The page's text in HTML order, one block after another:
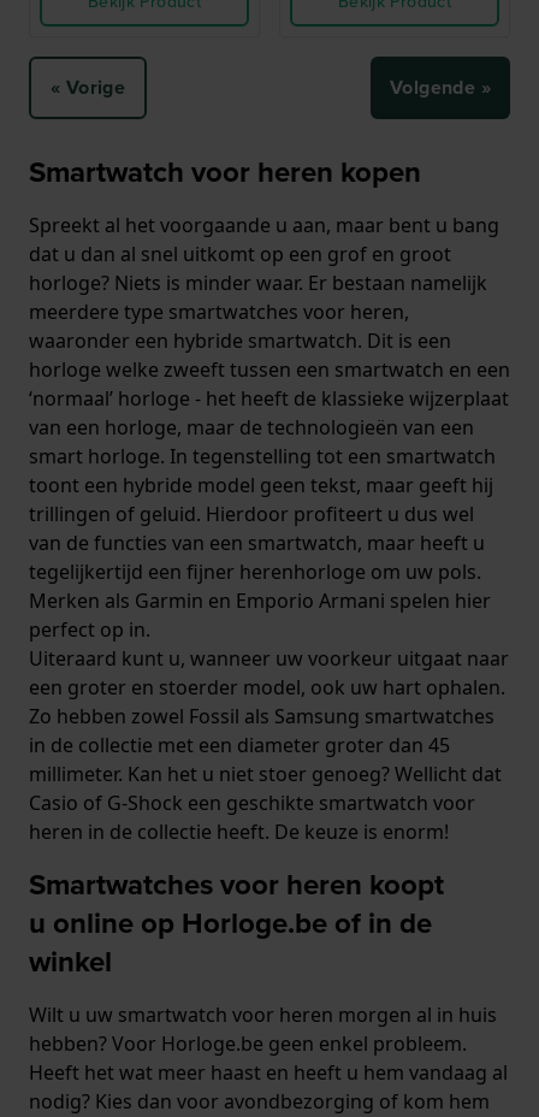
« Vorige Volgende »
Smartwatch voor heren kopen
Spreekt al het voorgaande u aan, maar bent u bang
dat u dan al snel uitkomt op een grof en groot
horloge? Niets is minder waar. Er bestaan namelijk
meerdere type smartwatches voor heren,
waaronder een hybride smartwatch. Dit is een
horloge welke zweeft tussen een smartwatch en een
‘normaal’ horloge - het heeft de klassieke wijzerplaat
van een horloge, maar de technologieën van een
smart horloge. In tegenstelling tot een smartwatch
toont een hybride model geen tekst, maar geeft hij
trillingen of geluid. Hierdoor profiteert u dus wel
van de functies van een smartwatch, maar heeft u
tegelijkertijd een fijner herenhorloge om uw pols.
Merken als Garmin en Emporio Armani spelen hier
perfect op in.
Uiteraard kunt u, wanneer uw voorkeur uitgaat naar
een groter en stoerder model, ook uw hart ophalen.
Zo hebben zowel Fossil als Samsung smartwatches
in de collectie met een diameter groter dan 45
millimeter. Kan het u niet stoer genoeg? Wellicht dat
Casio of G-Shock een geschikte smartwatch voor
heren in de collectie heeft. De keuze is enorm!
Smartwatches voor heren koopt
u online op Horloge.be of in de
winkel
Wilt u uw smartwatch voor heren morgen al in huis
hebben? Voor Horloge.be geen enkel probleem.
Heeft het wat meer haast en heeft u hem vandaag al
nodig? Kies dan voor avondbezorging of kom hem